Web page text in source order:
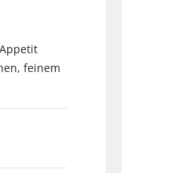
feinem